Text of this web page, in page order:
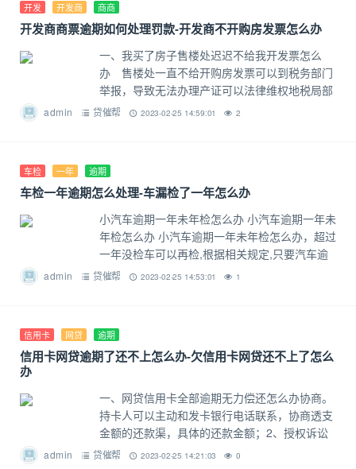
开发 开发商 商商
开发商商票逾期如何处理罚款-开发商不开购房发票怎么办
一、我买了房子售楼处迟迟不给我开发票怎么
办 售楼处一直不给开购房发票可以到税务部门
举报，导致无法办理产证可以法律维权地税局部
门回复: 购房者已交纳购房全款，并且房产经
admin 贷催帮 2023-02-25 14:59:01 2
车检 一年 逾期
车检一年逾期怎么处理-车漏检了一年怎么办
小汽车逾期一年未年检怎么办 小汽车逾期一年未
年检怎么办 小汽车逾期一年未年检怎么办，超过
一年没检车可以再检,根据相关规定,只要汽车逾
期不超2年,只会处以罚款和扣分,到交警大队处理
admin 贷催帮 2023-02-25 14:53:01 1
信用卡 网贷 逾期
信用卡网贷逾期了还不上怎么办-欠信用卡网贷还不上了怎么
办
一、网贷信用卡全部逾期无力偿还怎么办协商。
持卡人可以主动和发卡银行电话联系，协商透支
金额的还款渠，具体的还款金额；2、授权诉讼
代理人应对银行起诉。银行起诉的，持卡人可以
admin 贷催帮 2023-02-25 14:21:03 0